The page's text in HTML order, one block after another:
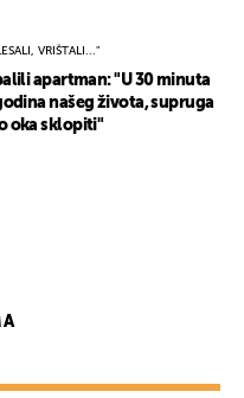
VRIŠTALI..."
apartman: "U 30 minuta
našeg života, supruga
oka sklopiti"